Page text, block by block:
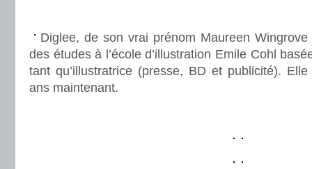
Diglee, de son vrai prénom Maureen
des études à l’école d’illustration Emile Cohl
tant qu’illustratrice (presse, BD et publicité).
ans maintenant.